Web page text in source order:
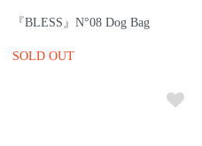
『BLESS』N°08 Dog Bag
SOLD OUT